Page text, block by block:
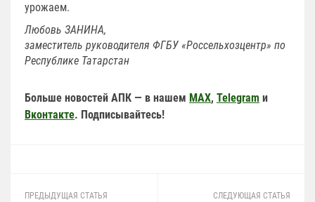
урожаем.
Любовь ЗАНИНА,
заместитель руководителя ФГБУ «Россельхозцентр» по
Республике Татарстан
Больше новостей АПК — в нашем MAX, Telegram и
Вконтакте. Подписывайтесь!
ПРЕДЫДУЩАЯ СТАТЬЯ СЛЕДУЮЩАЯ СТАТЬЯ